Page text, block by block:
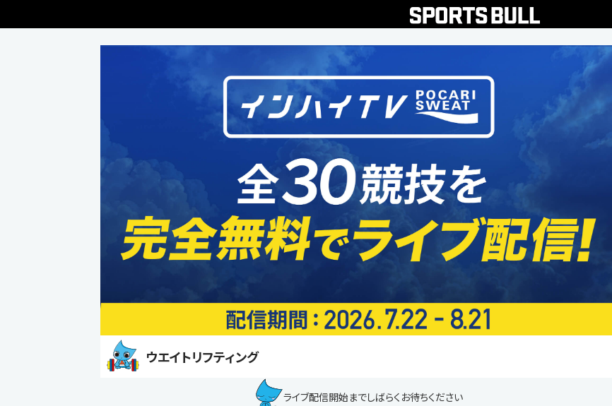
ウエイトリフティング
ライブ配信開始までしばらくお待ちください